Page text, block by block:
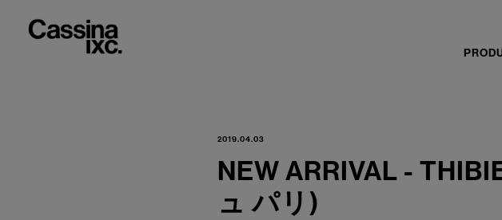
2019.04.03
NEW ARRIVAL -
ュ パリ)